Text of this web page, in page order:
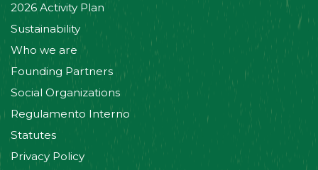
2026 Activity Plan
Sustainability
Who we are
Founding Partners
Social Organizations
Regulamento Interno
Statutes
Privacy Policy